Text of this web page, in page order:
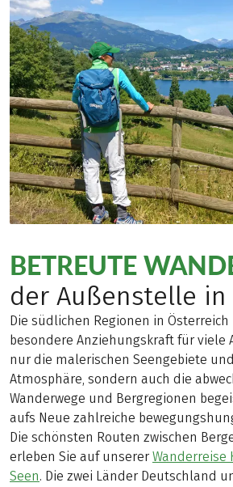
BETREUTE
der Außenstelle in
Die südlichen Regionen in
besondere Anziehungskraft für viele
nur die malerischen Seengebiete
Atmosphäre, sondern auch die
Wanderwege und Bergregionen
aufs Neue zahlreiche
Die schönsten Routen zwischen
erleben Sie auf unserer Wanderreise
Seen. Die zwei Länder Deutschland